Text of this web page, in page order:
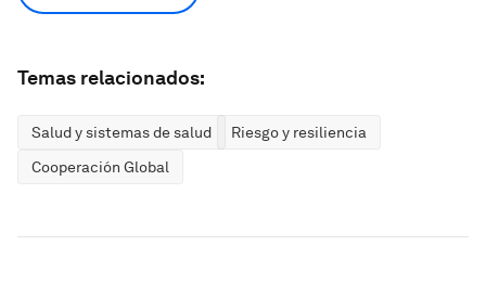
Temas relacionados:
Salud y sistemas de salud
Riesgo y resiliencia
Cooperación Global